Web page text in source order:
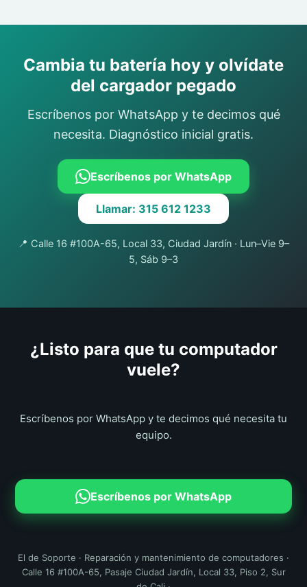
Cambia tu batería hoy y olvídate
del cargador pegado
Escríbenos por WhatsApp y te decimos qué
necesita. Diagnóstico inicial gratis.
Escríbenos por WhatsApp
Llamar: 315 612 1233
📍 Calle 16 #100A-65, Local 33, Ciudad Jardín · Lun–Vie 9–
5, Sáb 9–3
¿Listo para que tu computador
vuele?
Escríbenos por WhatsApp y te decimos qué necesita tu
equipo.
Escríbenos por WhatsApp
El de Soporte · Reparación y mantenimiento de computadores ·
Calle 16 #100A-65, Pasaje Ciudad Jardín, Local 33, Piso 2, Sur